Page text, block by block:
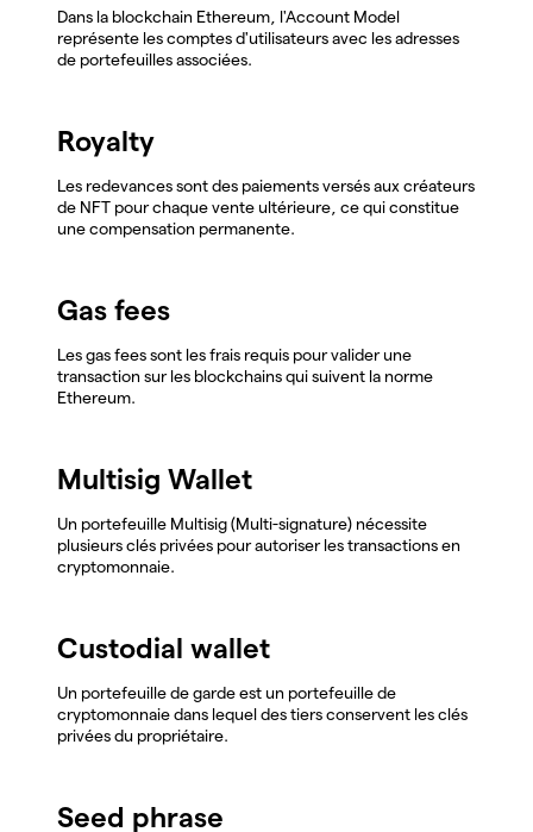
Dans la blockchain Ethereum, l'Account Model
représente les comptes d'utilisateurs avec les adresses
de portefeuilles associées.
Royalty
Les redevances sont des paiements versés aux créateurs
de NFT pour chaque vente ultérieure, ce qui constitue
une compensation permanente.
Gas fees
Les gas fees sont les frais requis pour valider une
transaction sur les blockchains qui suivent la norme
Ethereum.
Multisig Wallet
Un portefeuille Multisig (Multi-signature) nécessite
plusieurs clés privées pour autoriser les transactions en
cryptomonnaie.
Custodial wallet
Un portefeuille de garde est un portefeuille de
cryptomonnaie dans lequel des tiers conservent les clés
privées du propriétaire.
Seed phrase